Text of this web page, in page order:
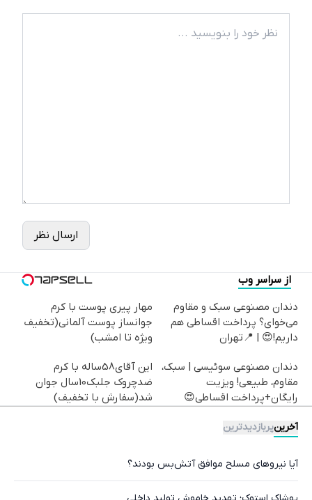
ارسال نظر
از سراسر وب
دندان مصنوعی سبک و مقاوم
می‌خوای؟ پرداخت اقساطی هم
داریم!😍 | 📍تهران
مهار پیری پوست با کرم
جوانساز پوست آلمانی(تخفیف
ویژه تا امشب)
دندان مصنوعی سوئیسی | سبک،
مقاوم، طبیعی! ویزیت
رایگان+پرداخت اقساطی😍
این آقای58ساله با کرم
ضدچروک جلبک10سال جوان
شد(سفارش با تخفیف)
آخرینپربازدیدترین
آیا نیروهای مسلح موافق آتش‌بس بودند؟